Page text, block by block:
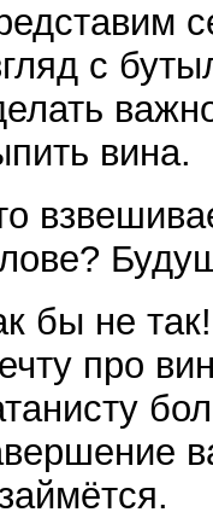
с
вина.
бы не
про